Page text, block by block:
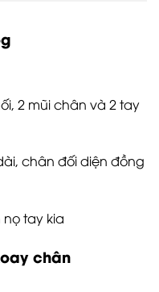
2 mũi chân và 2 tay
chân đối diện đồng
tay kia
chân